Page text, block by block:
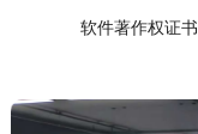
软件著作权证书